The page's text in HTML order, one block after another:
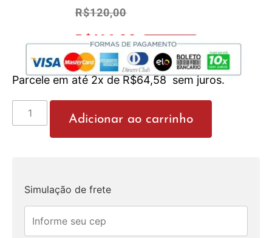
R$120,00
R$114,00 No Pix 5% OFF
Parcele em até 2x deR$64,58 sem juros.
Adicionar ao carrinho
Simulação de frete